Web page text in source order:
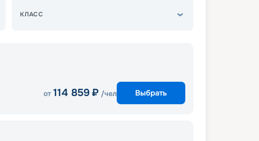
КЛАСС
от 114 859 ₽ /чел Выбрать